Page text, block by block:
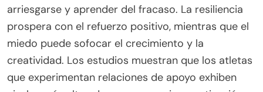
arriesgarse y aprender del fracaso. La resiliencia
prospera con el refuerzo positivo, mientras que el
miedo puede sofocar el crecimiento y la
creatividad. Los estudios muestran que los atletas
que experimentan relaciones de apoyo exhiben